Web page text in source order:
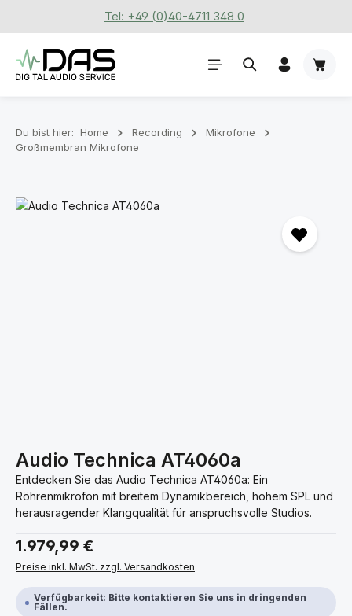
Zum Hauptinhalt springenTel: +49 (0)40-4711 348 0
Du bist hier: Home Recording
Mikrofone
Großmembran Mikrofone
Bildergalerie überspringen
Audio Technica AT4060a
Entdecken Sie das Audio Technica AT4060a: Ein
Röhrenmikrofon mit breitem Dynamikbereich, hohem SPL und
herausragender Klangqualität für anspruchsvolle Studios.
Regulärer Preis:
1.979,99 €
Preise inkl. MwSt. zzgl. Versandkosten
Verfügbarkeit: Bitte kontaktieren Sie uns in dringenden
Fällen.